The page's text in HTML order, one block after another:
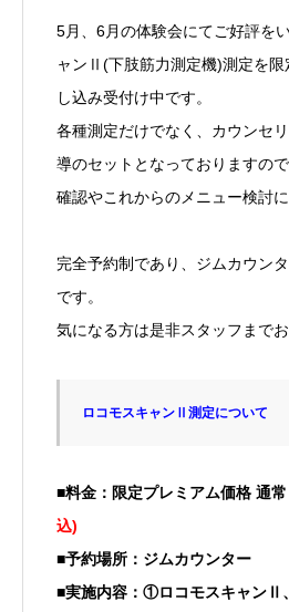
5月、6月の体験会にてご好評を
ャンⅡ(下肢筋力測定機)測定を限
し込み受付け中です。
各種測定だけでなく、カウンセ
導のセットとなっておりますの
確認やこれからのメニュー検討に
完全予約制であり、ジムカウン
です。
気になる方は是非スタッフまで
ロコモスキャンⅡ測定について
■料金：限定プレミアム価格 通
込)
■予約場所：ジムカウンター
■実施内容：①ロコモスキャンⅡ